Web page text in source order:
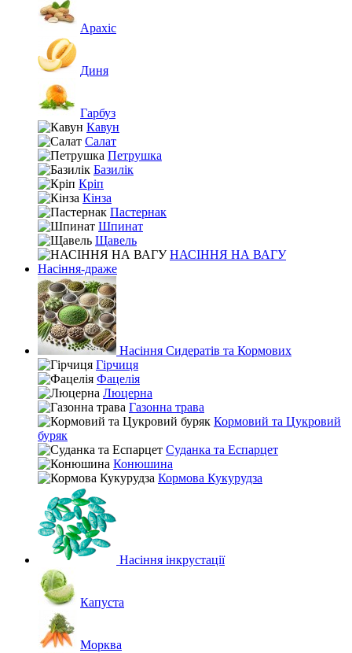
Арахіс
Диня
Гарбуз
Кавун
Салат
Петрушка
Базилік
Кріп
Кінза
Пастернак
Шпинат
Щавель
НАСІННЯ НА ВАГУ
Насіння-драже
Насіння Сидератів та Кормових
Гірчиця
Фацелія
Люцерна
Газонна трава
Кормовий та Цукровий
буряк
Суданка та Еспарцет
Конюшина
Кормова Кукурудза
Насіння інкрустації
Капуста
Морква